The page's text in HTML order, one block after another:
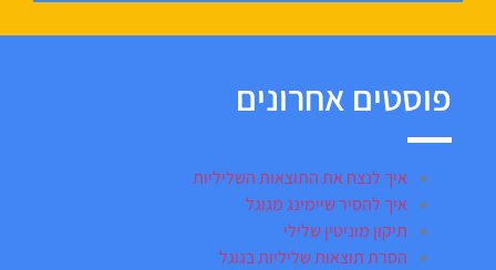
פוסטים אחרונים
איך לנצח את התוצאות השליליות
איך להסיר שיימינג מגוגל
תיקון מוניטין שלילי
הסרת תוצאות שליליות בגוגל